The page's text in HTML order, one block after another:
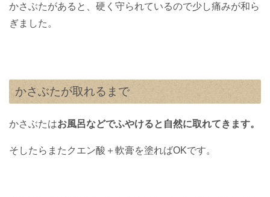
かさぶたがあると、硬く守られているので少し痛みが和ら
ぎました。
かさぶたが取れるまで
かさぶたはお風呂などでふやけると自然に取れてきます。
そしたらまたクエン酸＋軟膏を塗ればOKです。